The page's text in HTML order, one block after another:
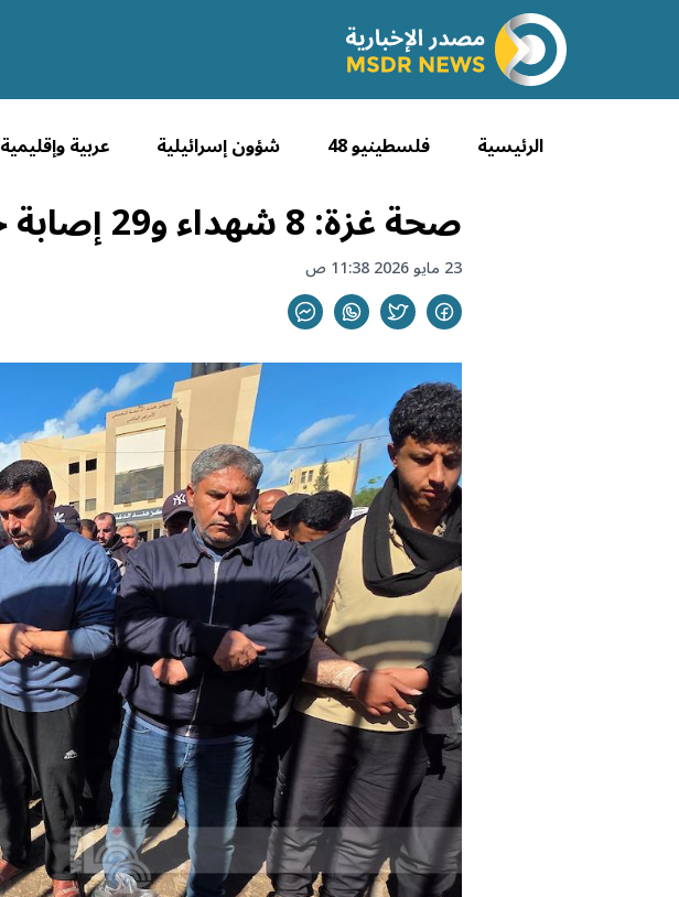
الرئيسية فلسطينيو 48 شؤون إسرائيلية عربية وإقليمية
صحة غزة: 8 شهداء و29 إصابة خلال 48 ساعة
23 مايو 2026 11:38 ص